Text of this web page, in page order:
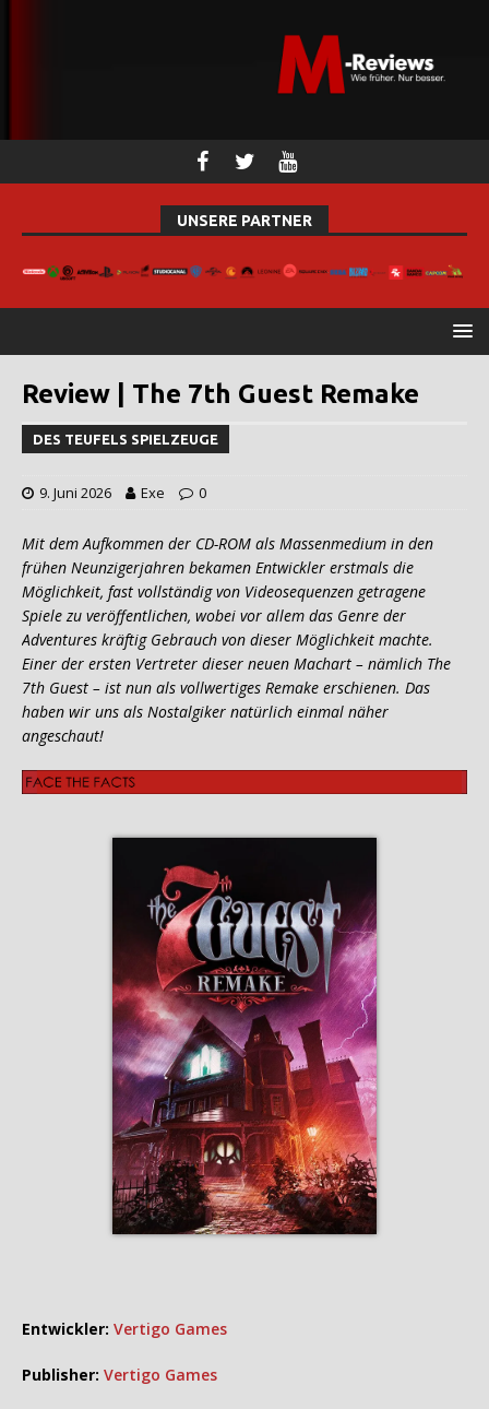
UNSERE PARTNER
Review | The 7th Guest Remake
DES TEUFELS SPIELZEUGE
9. Juni 2026 Exe 0
Mit dem Aufkommen der CD-ROM als Massenmedium in den
frühen Neunzigerjahren bekamen Entwickler erstmals die
Möglichkeit, fast vollständig von Videosequenzen getragene
Spiele zu veröffentlichen, wobei vor allem das Genre der
Adventures kräftig Gebrauch von dieser Möglichkeit machte.
Einer der ersten Vertreter dieser neuen Machart – nämlich The
7th Guest – ist nun als vollwertiges Remake erschienen. Das
haben wir uns als Nostalgiker natürlich einmal näher
angeschaut!
Entwickler: Vertigo Games
Publisher: Vertigo Games